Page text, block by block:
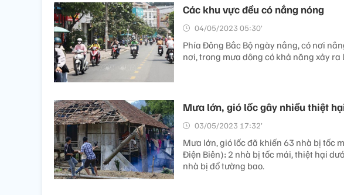
Các khu vực đều có nắng nóng
04/05/2023 05:30’
Phía Đông Bắc Bộ ngày nắng, có nơi
nơi, trong mưa dông có khả năng xảy
Mưa lớn, gió lốc gây nhiều thiệt
03/05/2023 17:32’
Mưa lớn, gió lốc đã khiến 63 nhà bị tốc
Điện Biên); 2 nhà bị tốc mái, thiệt hại
nhà bị đổ tường bao.